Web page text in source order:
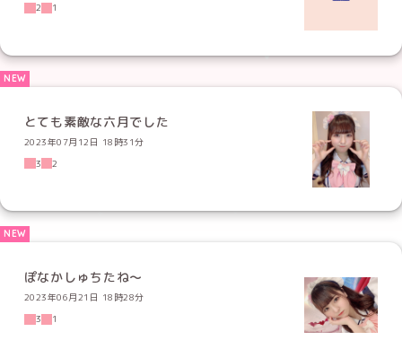
2
1
とても素敵な六月でした
2023年07月12日 18時31分
3
2
ぽなかしゅちたね〜
2023年06月21日 18時28分
3
1